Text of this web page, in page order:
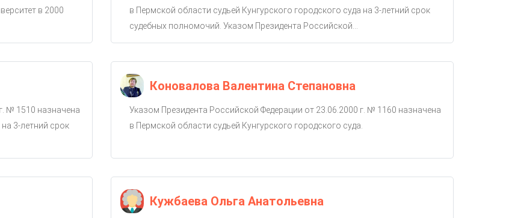
в 2000
№ 1510 назначена
3-летний срок
в Пермской области судьей Кунгурского городского суда на 3-летний срок
судебных полномочий. Указом Президента Российской...
Коновалова Валентина Степановна
Указом Президента Российской Федерации от 23.06.2000 г. № 1160 назначена
в Пермской области судьей Кунгурского городского суда.
Кужбаева Ольга Анатольевна